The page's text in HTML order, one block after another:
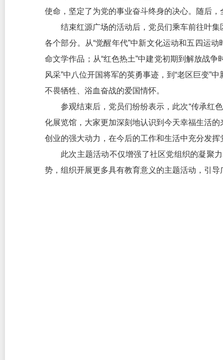
使命，坚定了为党的事业奋斗终身的决心。随后
结束红源广场的活动后，党员们乘车前往叶
各个部分。从“觉醒年代”中新文化运动和五四运
命文学作品；从“红色热土”中建党初期到解放战
风采”中八位开国将军的英勇事迹，到“老区巨变
不畏牺牲、浴血奋战的爱国情怀。
参观结束后，党员们纷纷表示，此次“传承红
化展览馆，大家更加深刻地认识到今天幸福生活
创业的强大动力，在今后的工作和生活中充分发
此次主题活动不仅增强了社区党组织的凝聚
势，组织开展更多具有教育意义的主题活动，引